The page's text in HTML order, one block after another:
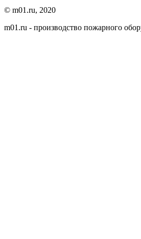
© m01.ru, 2020
m01.ru - производство пожарного